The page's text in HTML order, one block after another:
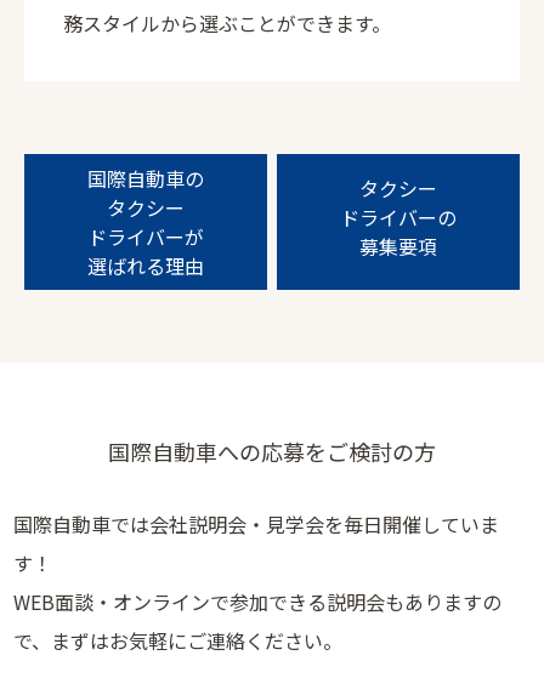
務スタイルから選ぶことができます。
国際自動車の
タクシー
ドライバーが
選ばれる理由
タクシー
ドライバーの
募集要項
国際自動車への応募をご検討の方
国際自動車では会社説明会・見学会を毎日開催していま
す！
WEB面談・オンラインで参加できる説明会もありますの
で、まずはお気軽にご連絡ください。